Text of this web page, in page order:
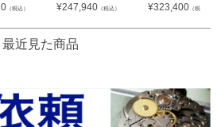
（税込）
¥247,940 （税込）
¥323,400 （税込）
最近見た商品